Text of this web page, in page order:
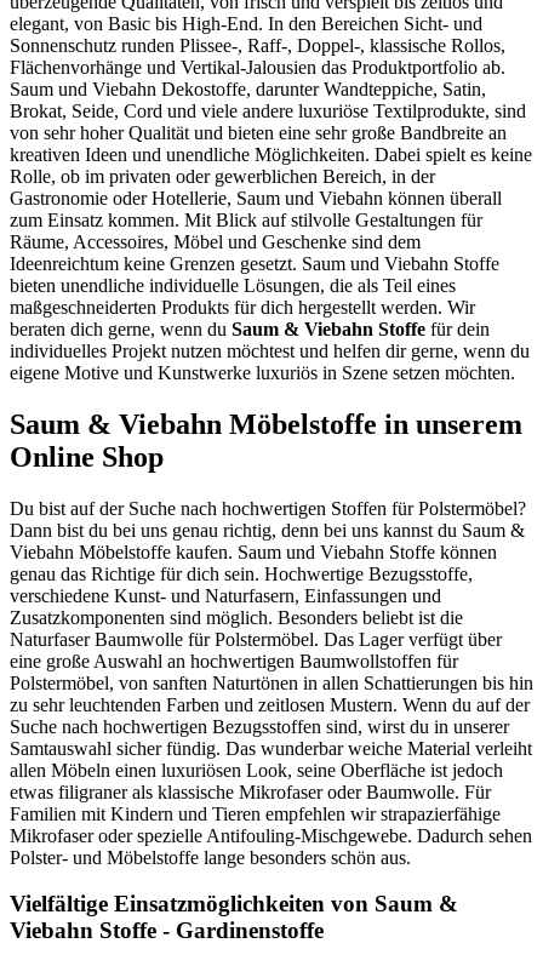
elegant, von Basic bis High-End. In den Bereichen Sicht- und
Sonnenschutz runden Plissee-, Raff-, Doppel-, klassische Rollos,
Flächenvorhänge und Vertikal-Jalousien das Produktportfolio ab.
Saum und Viebahn Dekostoffe, darunter Wandteppiche, Satin,
Brokat, Seide, Cord und viele andere luxuriöse Textilprodukte, sind
von sehr hoher Qualität und bieten eine sehr große Bandbreite an
kreativen Ideen und unendliche Möglichkeiten. Dabei spielt es keine
Rolle, ob im privaten oder gewerblichen Bereich, in der
Gastronomie oder Hotellerie, Saum und Viebahn können überall
zum Einsatz kommen. Mit Blick auf stilvolle Gestaltungen für
Räume, Accessoires, Möbel und Geschenke sind dem
Ideenreichtum keine Grenzen gesetzt. Saum und Viebahn Stoffe
bieten unendliche individuelle Lösungen, die als Teil eines
maßgeschneiderten Produkts für dich hergestellt werden. Wir
beraten dich gerne, wenn du Saum & Viebahn Stoffe für dein
individuelles Projekt nutzen möchtest und helfen dir gerne, wenn du
eigene Motive und Kunstwerke luxuriös in Szene setzen möchten.
Saum & Viebahn Möbelstoffe in unserem
Online Shop
Du bist auf der Suche nach hochwertigen Stoffen für Polstermöbel?
Dann bist du bei uns genau richtig, denn bei uns kannst du Saum &
Viebahn Möbelstoffe kaufen. Saum und Viebahn Stoffe können
genau das Richtige für dich sein. Hochwertige Bezugsstoffe,
verschiedene Kunst- und Naturfasern, Einfassungen und
Zusatzkomponenten sind möglich. Besonders beliebt ist die
Naturfaser Baumwolle für Polstermöbel. Das Lager verfügt über
eine große Auswahl an hochwertigen Baumwollstoffen für
Polstermöbel, von sanften Naturtönen in allen Schattierungen bis hin
zu sehr leuchtenden Farben und zeitlosen Mustern. Wenn du auf der
Suche nach hochwertigen Bezugsstoffen sind, wirst du in unserer
Samtauswahl sicher fündig. Das wunderbar weiche Material verleiht
allen Möbeln einen luxuriösen Look, seine Oberfläche ist jedoch
etwas filigraner als klassische Mikrofaser oder Baumwolle. Für
Familien mit Kindern und Tieren empfehlen wir strapazierfähige
Mikrofaser oder spezielle Antifouling-Mischgewebe. Dadurch sehen
Polster- und Möbelstoffe lange besonders schön aus.
Vielfältige Einsatzmöglichkeiten von Saum &
Viebahn Stoffe - Gardinenstoffe